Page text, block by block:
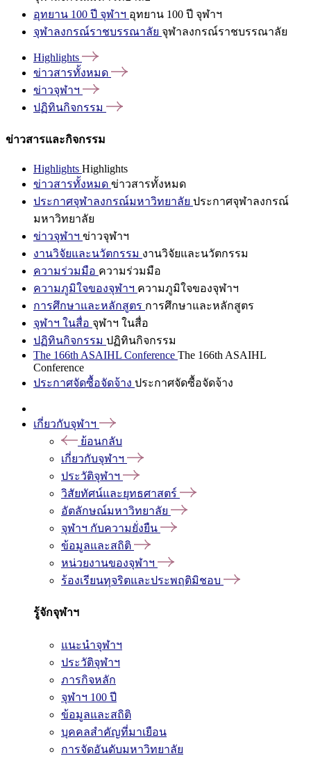
อุทยาน 100 ปี จุฬาฯ อุทยาน 100 ปี จุฬาฯ
จุฬาลงกรณ์ราชบรรณาลัย จุฬาลงกรณ์ราชบรรณาลัย
Highlights
ข่าวสารทั้งหมด
ข่าวจุฬาฯ
ปฏิทินกิจกรรม
ข่าวสารและกิจกรรม
Highlights Highlights
ข่าวสารทั้งหมด ข่าวสารทั้งหมด
ประกาศจุฬาลงกรณ์มหาวิทยาลัย ประกาศจุฬาลงกรณ์
มหาวิทยาลัย
ข่าวจุฬาฯ ข่าวจุฬาฯ
งานวิจัยและนวัตกรรม งานวิจัยและนวัตกรรม
ความร่วมมือ ความร่วมมือ
ความภูมิใจของจุฬาฯ ความภูมิใจของจุฬาฯ
การศึกษาและหลักสูตร การศึกษาและหลักสูตร
จุฬาฯ ในสื่อ จุฬาฯ ในสื่อ
ปฏิทินกิจกรรม ปฏิทินกิจกรรม
The 166th ASAIHL Conference The 166th ASAIHL
Conference
ประกาศจัดซื้อจัดจ้าง ประกาศจัดซื้อจัดจ้าง
เกี่ยวกับจุฬาฯ
ย้อนกลับ
เกี่ยวกับจุฬาฯ
ประวัติจุฬาฯ
วิสัยทัศน์และยุทธศาสตร์
อัตลักษณ์มหาวิทยาลัย
จุฬาฯ กับความยั่งยืน
ข้อมูลและสถิติ
หน่วยงานของจุฬาฯ
ร้องเรียนทุจริตและประพฤติมิชอบ
รู้จักจุฬาฯ
แนะนำจุฬาฯ
ประวัติจุฬาฯ
ภารกิจหลัก
จุฬาฯ 100 ปี
ข้อมูลและสถิติ
บุคคลสำคัญที่มาเยือน
การจัดอันดับมหาวิทยาลัย